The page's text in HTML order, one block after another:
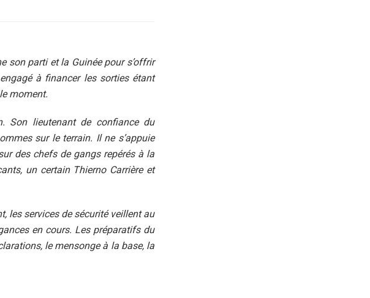
son parti et la Guinée pour s’offrir
à financer les sorties étant
moment.
Son lieutenant de confiance du
sur le terrain. Il ne s’appuie
des chefs de gangs repérés à la
un certain Thierno Carrière et
les services de sécurité veillent au
en cours. Les préparatifs du
le mensonge à la base, la